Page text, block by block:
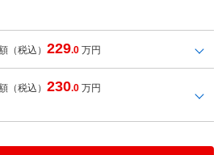
（税込）229.0 万円
（税込）230.0 万円